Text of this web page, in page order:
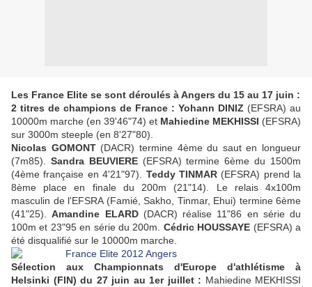
Les France Elite se sont déroulés à Angers du 15 au 17 juin :
2 titres de champions de France : Yohann DINIZ (EFSRA) au
10000m marche (en 39'46"74) et Mahiedine MEKHISSI (EFSRA)
sur 3000m steeple (en 8'27"80).
Nicolas GOMONT(DACR) termine 4ème du saut en longueur
(7m85). Sandra BEUVIERE(EFSRA) termine 6ème du 1500m
(4ème française en 4'21"97). Teddy TINMAR(EFSRA) prend la
8ème place en finale du 200m (21"14). Le relais 4x100m
masculin de l'EFSRA (Famié, Sakho, Tinmar, Ehui) termine 6ème
(41"25).Amandine ELARD(DACR) réalise 11"86 en série du
100m et 23"95 en série du 200m. Cédric HOUSSAYE (EFSRA) a
été disqualifié sur le 10000m marche.
Sélection aux Championnats d'Europe d'athlétisme à
Helsinki (FIN) du 27 juin au 1er juillet : Mahiedine MEKHISSI